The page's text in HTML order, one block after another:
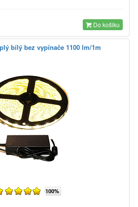
Do košíku
bílý bez vypínače 1100 lm/1m
100%